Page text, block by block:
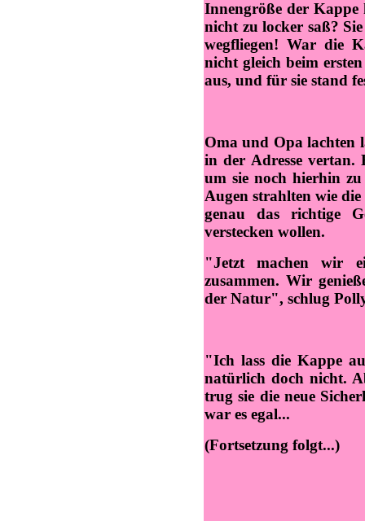
Innengröße der Kappe
nicht zu locker saß?
wegfliegen! War die
nicht gleich beim
aus, und für sie stand
Oma und Opa lachten
in der Adresse
um sie noch hierhin
Augen strahlten wie
genau das richtige
verstecken wollen.
"Jetzt machen wir
zusammen. Wir
der Natur", schlug
"Ich lass die Kappe
natürlich doch nicht.
trug sie die neue
war es egal...
(Fortsetzung folgt...)